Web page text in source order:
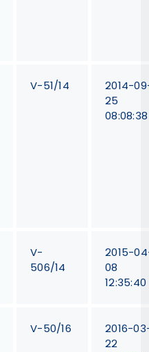
V-51/14
2014-
25
08:08:38
V-
506/14
2015-
08
12:35:40
V-50/16
2016-
22